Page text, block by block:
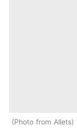
Photo from Allets